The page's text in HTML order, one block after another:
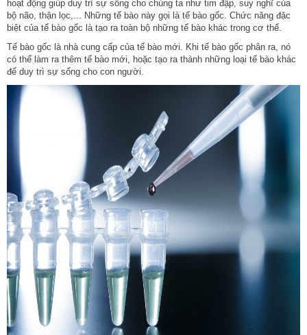
hoạt động giúp duy trì sự sống cho chúng ta như tim đập, suy nghĩ của
bộ não, thận lọc,... Những tế bào này gọi là tế bào gốc. Chức năng đặc
biệt của tế bào gốc là tạo ra toàn bộ những tế bào khác trong cơ thế.
Tế bào gốc là nhà cung cấp của tế bào mới. Khi tế bào gốc phân ra, nó
có thể làm ra thêm tế bào mới, hoặc tạo ra thành những loại tế bào khác
để duy trì sự sống cho con người.